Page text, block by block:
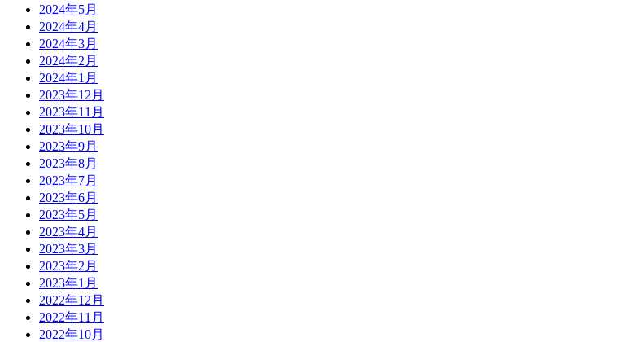
2024年5月
2024年4月
2024年3月
2024年2月
2024年1月
2023年12月
2023年11月
2023年10月
2023年9月
2023年8月
2023年7月
2023年6月
2023年5月
2023年4月
2023年3月
2023年2月
2023年1月
2022年12月
2022年11月
2022年10月